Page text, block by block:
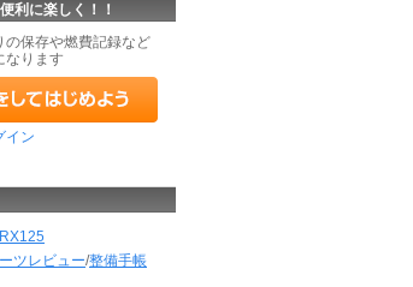
利に楽しく！！
の保存や燃費記録など
なります
イン
ツレビュー/整備手帳